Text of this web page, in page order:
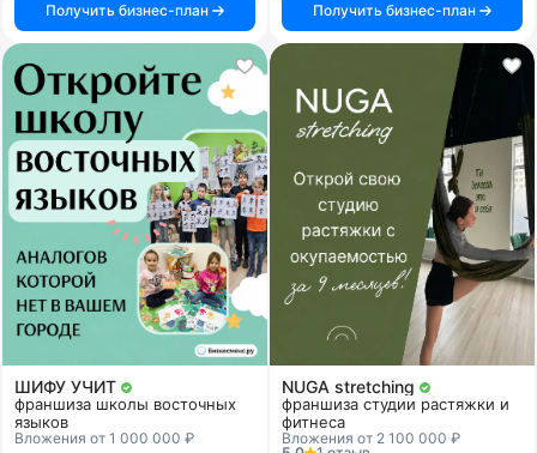
Получить бизнес-план Получить бизнес-план
ШИФУ УЧИТ
франшиза школы восточных
языков
Вложения от 1 000 000 ₽
NUGA stretching
франшиза студии растяжки и
фитнеса
Вложения от 2 100 000 ₽